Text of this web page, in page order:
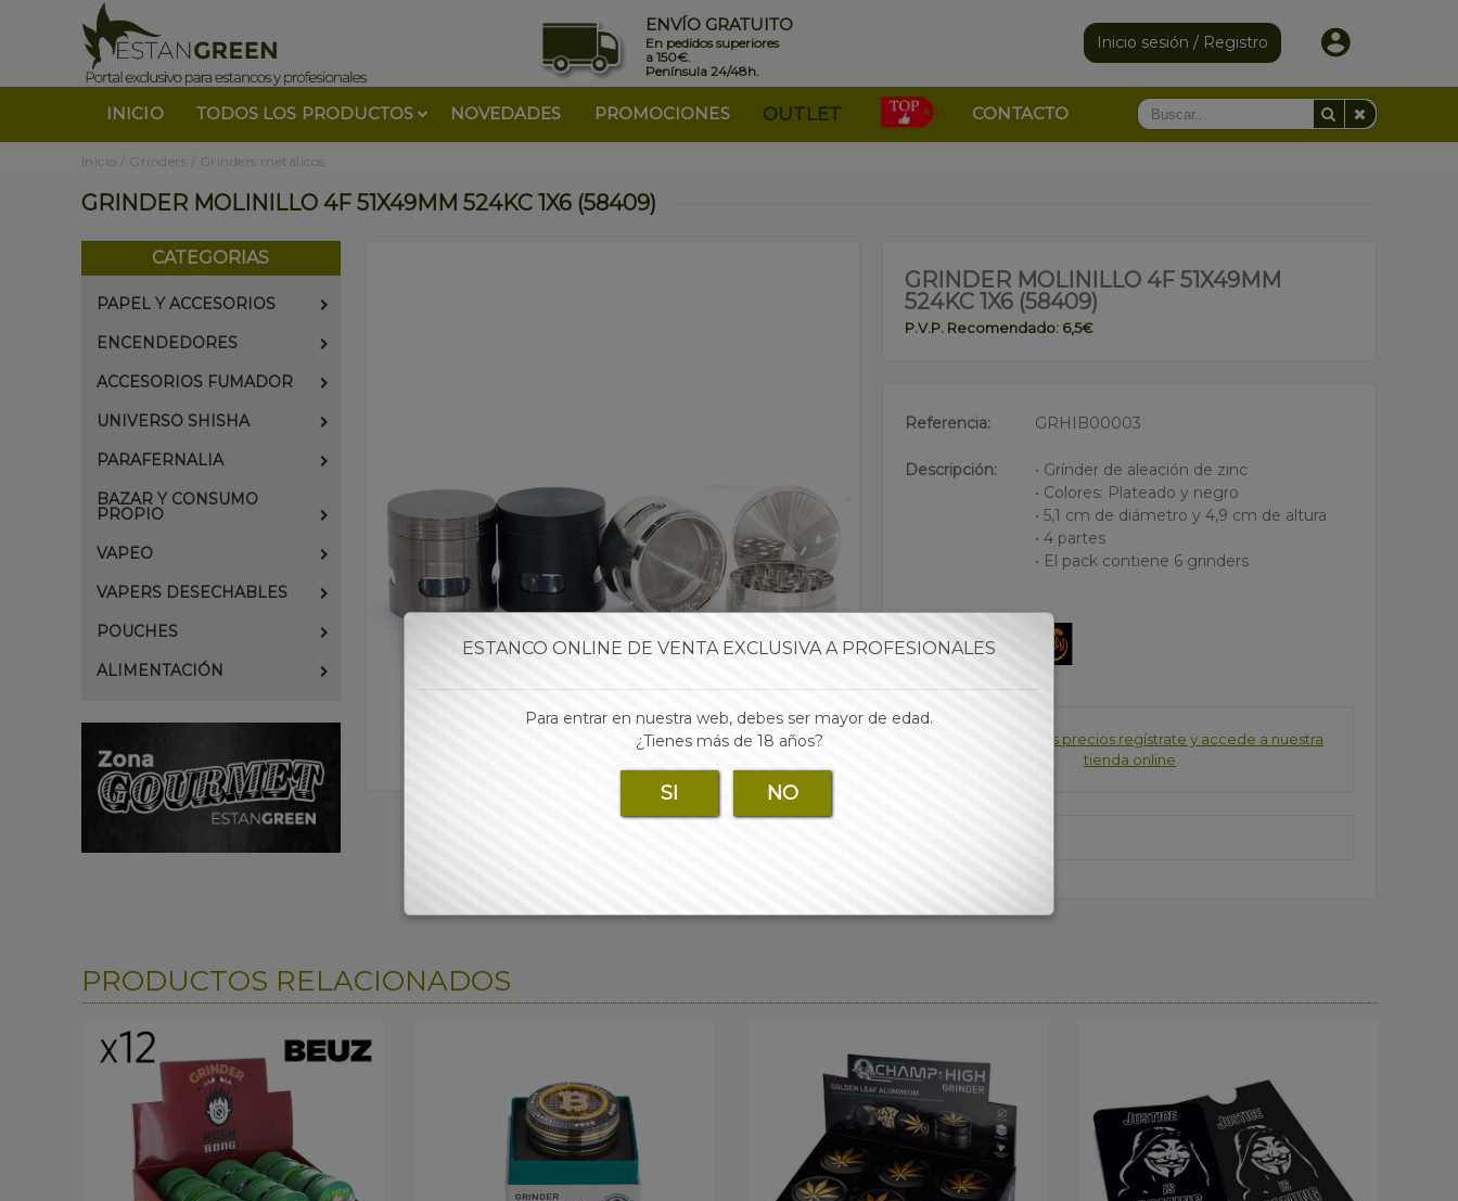
ENVÍO GRATUITO
En pedidos superiores
a 150€.
Península 24/48h.
Inicio sesión / Registro
INICIO TODOS LOS PRODUCTOS NOVEDADES PROMOCIONES OUTLET CONTACTO
Inicio Grinders Grinders metálicos
GRINDER MOLINILLO 4F 51X49MM 524KC 1X6 (58409)
CATEGORIAS
PAPEL Y ACCESORIOS
ENCENDEDORES
ACCESORIOS FUMADOR
UNIVERSO SHISHA
PARAFERNALIA
BAZAR Y CONSUMO
PROPIO
VAPEO
VAPERS DESECHABLES
POUCHES
ALIMENTACIÓN
GRINDER MOLINILLO 4F 51X49MM
524KC 1X6 (58409)
P.V.P. Recomendado: 6,5€
Referencia: GRHIB00003
Descripción:
• Grínder de aleación de zinc
• Colores: Plateado y negro
• 5,1 cm de diámetro y 4,9 cm de altura
• 4 partes
• El pack contiene 6 grinders
Marca:
Para consultar los precios regístrate y accede a nuestra
tienda online
PRODUCTOS RELACIONADOS
ESTANCO ONLINE DE VENTA EXCLUSIVA A PROFESIONALES
Para entrar en nuestra web, debes ser mayor de edad.
¿Tienes más de 18 años?
SI NO